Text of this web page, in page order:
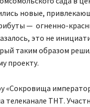
новые,
— огненно-
это не
таким образом
проекту.
«Сокровища
телеканале ТНТ.